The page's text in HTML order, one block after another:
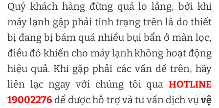
Quý khách hàng đừng quá lo lắng, bởi khi
máy lạnh gặp phải tình trạng trên là do thiết
bị đang bị bám quá nhiều bụi bẩn ở màn lọc,
điều đó khiến cho máy lạnh không hoạt động
hiệu quả. Khi gặp phải các vấn đề trên, hãy
liên lạc ngay với chúng tôi qua HOTLINE
19002276 để được hỗ trợ và tư vấn dịch vụvệ